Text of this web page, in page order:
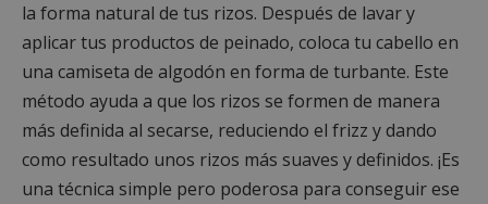
la forma natural de tus rizos. Después de lavar y
aplicar tus productos de peinado, coloca tu cabello en
una camiseta de algodón en forma de turbante. Este
método ayuda a que los rizos se formen de manera
más definida al secarse, reduciendo el frizz y dando
como resultado unos rizos más suaves y definidos. ¡Es
una técnica simple pero poderosa para conseguir ese